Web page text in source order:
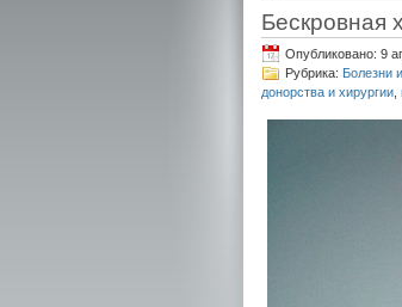
Бескровная
Опубликовано: 9
Рубрика: Болезни
донорства и хирургии